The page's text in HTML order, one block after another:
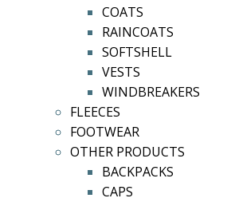
COATS
RAINCOATS
SOFTSHELL
VESTS
WINDBREAKERS
FLEECES
FOOTWEAR
OTHER PRODUCTS
BACKPACKS
CAPS